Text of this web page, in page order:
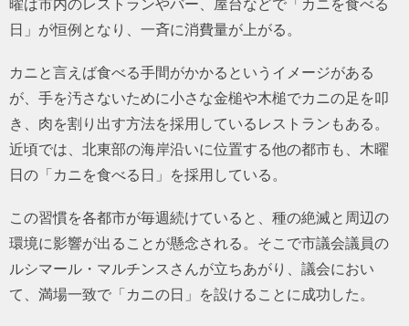
日」が恒例となり、一斉に消費量が上がる。
カニと言えば食べる手間がかかるというイメージがある
が、手を汚さないために小さな金槌や木槌でカニの足を叩
き、肉を割り出す方法を採用しているレストランもある。
近頃では、北東部の海岸沿いに位置する他の都市も、木曜
日の「カニを食べる日」を採用している。
この習慣を各都市が毎週続けていると、種の絶滅と周辺の
環境に影響が出ることが懸念される。そこで市議会議員の
ルシマール・マルチンスさんが立ちあがり、議会におい
て、満場一致で「カニの日」を設けることに成功した。